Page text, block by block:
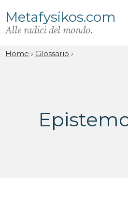
Metafysikos.com
Alle radici del mondo.
Home › Glossario ›